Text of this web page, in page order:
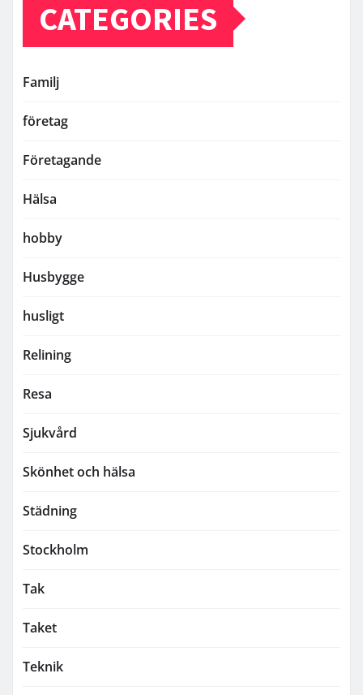
CATEGORIES
Familj
företag
Företagande
Hälsa
hobby
Husbygge
husligt
Relining
Resa
Sjukvård
Skönhet och hälsa
Städning
Stockholm
Tak
Taket
Teknik